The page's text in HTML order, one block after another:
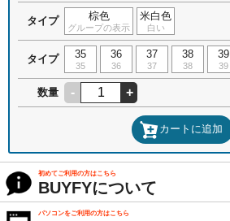
タイプ 棕色
グループの表示
米白色
白い
タイプ 35
35
36
36
37
37
38
38
39
39
数量 - +
カートに追加
初めてご利用の方はこちら
BUYFYについて
パソコンをご利用の方はこちら